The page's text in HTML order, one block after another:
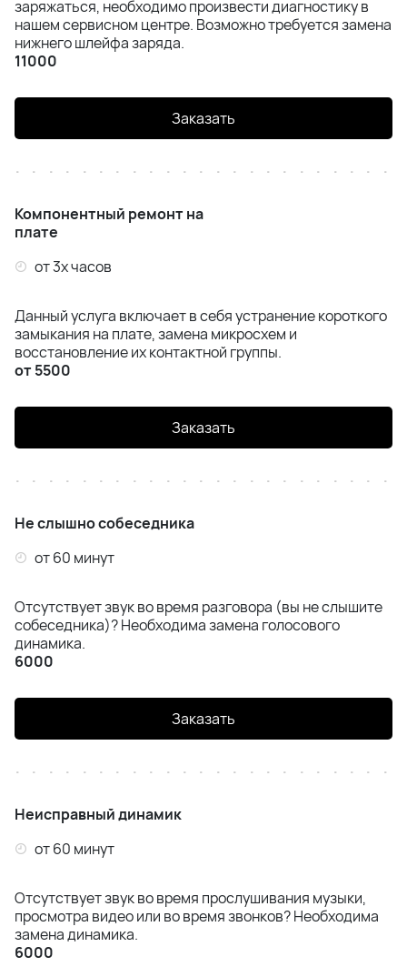
заряжаться, необходимо произвести диагностику в
нашем сервисном центре. Возможно требуется замена
нижнего шлейфа заряда.
11000
Заказать
Компонентный ремонт на
плате
от 3х часов
Данный услуга включает в себя устранение короткого
замыкания на плате, замена микросхем и
восстановление их контактной группы.
от 5500
Заказать
Не слышно собеседника
от 60 минут
Отсутствует звук во время разговора (вы не слышите
собеседника)? Необходима замена голосового
динамика.
6000
Заказать
Неисправный динамик
от 60 минут
Отсутствует звук во время прослушивания музыки,
просмотра видео или во время звонков? Необходима
замена динамика.
6000